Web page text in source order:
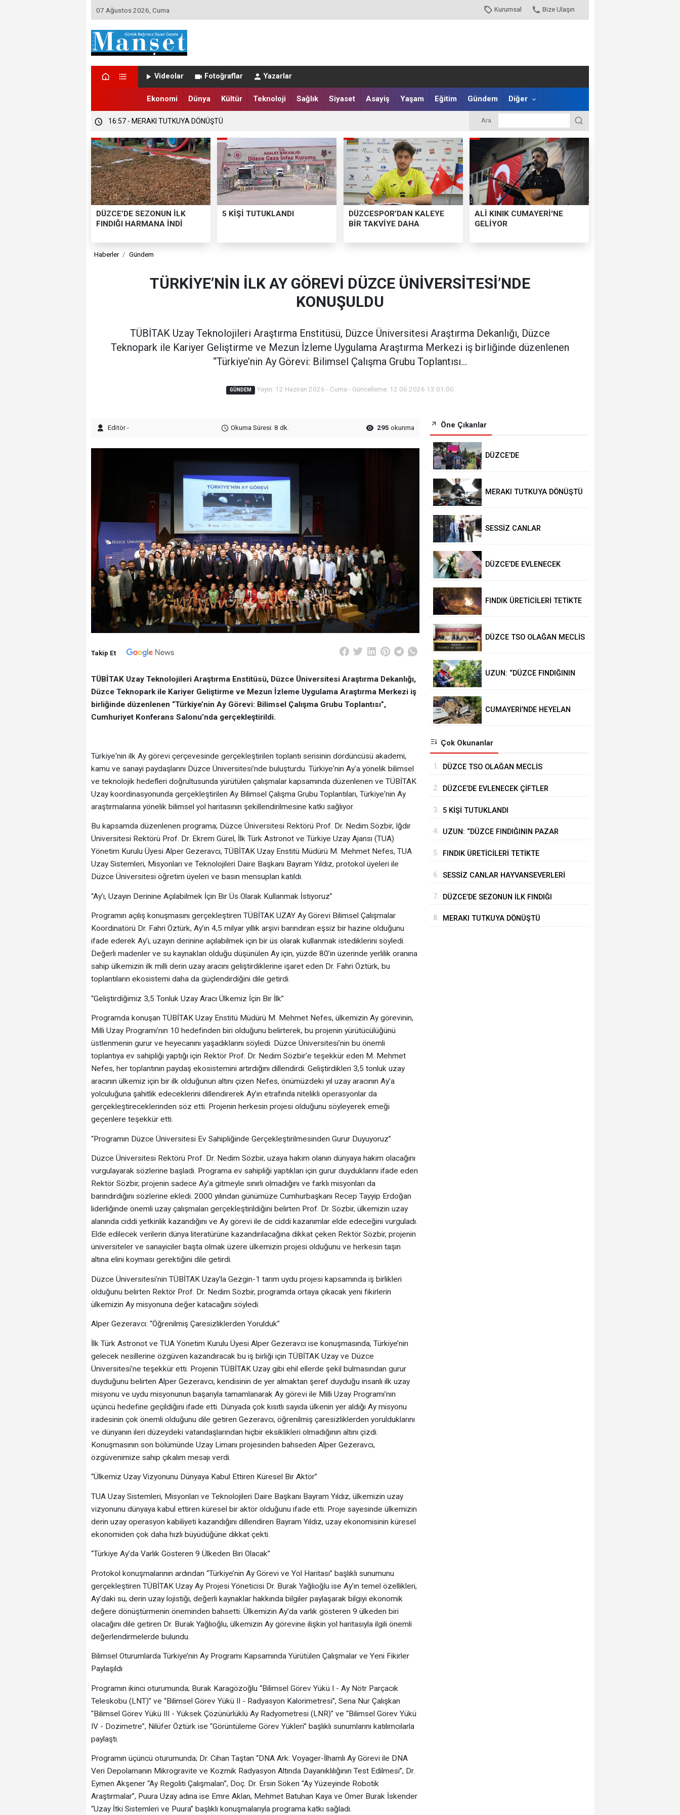
07 Ağustos 2026, Cuma Kurumsal Bize Ulaşın
Videolar Fotoğraflar Yazarlar
Ekonomi Dünya Kültür Teknoloji Sağlık Siyaset Asayiş Yaşam Eğitim Gündem Diğer
16:58 - DÜZCE’DE TRABZONSPORLULAR SALAH HEYECANI YAŞADI
16:57 - DÜZCE’DE SEZONUN İLK FINDIĞI HARMANA İNDİ
16:57 - MERAKI TUTKUYA DÖNÜŞTÜ
Ara
DÜZCE’DE SEZONUN İLK
FINDIĞI HARMANA İNDİ
5 KİŞİ TUTUKLANDI
DÜZCESPOR’DAN KALEYE
BİR TAKVİYE DAHA
ALİ KINIK CUMAYERİ'NE
GELİYOR
Haberler Gündem
TÜRKİYE’NİN İLK AY GÖREVİ DÜZCE ÜNİVERSİTESİ’NDE
KONUŞULDU
TÜBİTAK Uzay Teknolojileri Araştırma Enstitüsü, Düzce Üniversitesi Araştırma Dekanlığı, Düzce
Teknopark ile Kariyer Geliştirme ve Mezun İzleme Uygulama Araştırma Merkezi iş birliğinde düzenlenen
“Türkiye’nin Ay Görevi: Bilimsel Çalışma Grubu Toplantısı...
GÜNDEM Yayın: 12 Haziran 2026 - Cuma - Güncelleme: 12.06.2026 13:01:00
Editör - Okuma Süresi: 8 dk. 295 okunma
Takip Et
TÜBİTAK Uzay Teknolojileri Araştırma Enstitüsü, Düzce Üniversitesi Araştırma Dekanlığı,
Düzce Teknopark ile Kariyer Geliştirme ve Mezun İzleme Uygulama Araştırma Merkezi iş
birliğinde düzenlenen “Türkiye’nin Ay Görevi: Bilimsel Çalışma Grubu Toplantısı”,
Cumhuriyet Konferans Salonu’nda gerçekleştirildi.
Türkiye'nin ilk Ay görevi çerçevesinde gerçekleştirilen toplantı serisinin dördüncüsü akademi,
kamu ve sanayi paydaşlarını Düzce Üniversitesi’nde buluşturdu. Türkiye'nin Ay'a yönelik bilimsel
ve teknolojik hedefleri doğrultusunda yürütülen çalışmalar kapsamında düzenlenen ve TÜBİTAK
Uzay koordinasyonunda gerçekleştirilen Ay Bilimsel Çalışma Grubu Toplantıları, Türkiye'nin Ay
araştırmalarına yönelik bilimsel yol haritasının şekillendirilmesine katkı sağlıyor.
Bu kapsamda düzenlenen programa; Düzce Üniversitesi Rektörü Prof. Dr. Nedim Sözbir, Iğdır
Üniversitesi Rektörü Prof. Dr. Ekrem Gürel, İlk Türk Astronot ve Türkiye Uzay Ajansı (TUA)
Yönetim Kurulu Üyesi Alper Gezeravcı, TÜBİTAK Uzay Enstitü Müdürü M. Mehmet Nefes, TUA
Uzay Sistemleri, Misyonları ve Teknolojileri Daire Başkanı Bayram Yıldız, protokol üyeleri ile
Düzce Üniversitesi öğretim üyeleri ve basın mensupları katıldı.
“Ay’ı, Uzayın Derinine Açılabilmek İçin Bir Üs Olarak Kullanmak İstiyoruz”
Programın açılış konuşmasını gerçekleştiren TÜBİTAK UZAY Ay Görevi Bilimsel Çalışmalar
Koordinatörü Dr. Fahri Öztürk, Ay’ın 4,5 milyar yıllık arşivi barındıran eşsiz bir hazine olduğunu
ifade ederek Ay’ı, uzayın derinine açılabilmek için bir üs olarak kullanmak istediklerini söyledi.
Değerli madenler ve su kaynakları olduğu düşünülen Ay için, yüzde 80’in üzerinde yerlilik oranına
sahip ülkemizin ilk milli derin uzay aracını geliştirdiklerine işaret eden Dr. Fahri Öztürk, bu
toplantıların ekosistemi daha da güçlendirdiğini dile getirdi.
“Geliştirdiğimiz 3,5 Tonluk Uzay Aracı Ülkemiz İçin Bir İlk”
Programda konuşan TÜBİTAK Uzay Enstitü Müdürü M. Mehmet Nefes, ülkemizin Ay görevinin,
Milli Uzay Programı’nın 10 hedefinden biri olduğunu belirterek, bu projenin yürütücülüğünü
üstlenmenin gurur ve heyecanını yaşadıklarını söyledi. Düzce Üniversitesi’nin bu önemli
toplantıya ev sahipliği yaptığı için Rektör Prof. Dr. Nedim Sözbir’e teşekkür eden M. Mehmet
Nefes, her toplantının paydaş ekosistemini artırdığını dillendirdi. Geliştirdikleri 3,5 tonluk uzay
aracının ülkemiz için bir ilk olduğunun altını çizen Nefes, önümüzdeki yıl uzay aracının Ay’a
yolculuğuna şahitlik edeceklerini dillendirerek Ay’ın etrafında nitelikli operasyonlar da
gerçekleştireceklerinden söz etti. Projenin herkesin projesi olduğunu söyleyerek emeği
geçenlere teşekkür etti.
“Programın Düzce Üniversitesi Ev Sahipliğinde Gerçekleştirilmesinden Gurur Duyuyoruz”
Düzce Üniversitesi Rektörü Prof. Dr. Nedim Sözbir, uzaya hakim olanın dünyaya hakim olacağını
vurgulayarak sözlerine başladı. Programa ev sahipliği yaptıkları için gurur duyduklarını ifade eden
Rektör Sözbir, projenin sadece Ay’a gitmeyle sınırlı olmadığını ve farklı misyonları da
barındırdığını sözlerine ekledi. 2000 yılından günümüze Cumhurbaşkanı Recep Tayyip Erdoğan
liderliğinde önemli uzay çalışmaları gerçekleştirildiğini belirten Prof. Dr. Sözbir, ülkemizin uzay
alanında ciddi yetkinlik kazandığını ve Ay görevi ile de ciddi kazanımlar elde edeceğini vurguladı.
Elde edilecek verilerin dünya literatürüne kazandırılacağına dikkat çeken Rektör Sözbir, projenin
üniversiteler ve sanayiciler başta olmak üzere ülkemizin projesi olduğunu ve herkesin taşın
altına elini koyması gerektiğini dile getirdi.
Düzce Üniversitesi’nin TÜBİTAK Uzay’la Gezgin-1 tarım uydu projesi kapsamında iş birlikleri
olduğunu belirten Rektör Prof. Dr. Nedim Sözbir, programda ortaya çıkacak yeni fikirlerin
ülkemizin Ay misyonuna değer katacağını söyledi.
Alper Gezeravcı: “Öğrenilmiş Çaresizliklerden Yorulduk”
İlk Türk Astronot ve TUA Yönetim Kurulu Üyesi Alper Gezeravcı ise konuşmasında, Türkiye’nin
gelecek nesillerine özgüven kazandıracak bu iş birliği için TÜBİTAK Uzay ve Düzce
Üniversitesi’ne teşekkür etti. Projenin TÜBİTAK Uzay gibi ehil ellerde şekil bulmasından gurur
duyduğunu belirten Alper Gezeravcı, kendisinin de yer almaktan şeref duyduğu insanlı ilk uzay
misyonu ve uydu misyonunun başarıyla tamamlanarak Ay görevi ile Milli Uzay Programı’nın
üçüncü hedefine geçildiğini ifade etti. Dünyada çok kısıtlı sayıda ülkenin yer aldığı Ay misyonu
iradesinin çok önemli olduğunu dile getiren Gezeravcı, öğrenilmiş çaresizliklerden yorulduklarını
ve dünyanın ileri düzeydeki vatandaşlarından hiçbir eksiklikleri olmadığının altını çizdi.
Konuşmasının son bölümünde Uzay Limanı projesinden bahseden Alper Gezeravcı,
özgüvenimize sahip çıkalım mesajı verdi.
“Ülkemiz Uzay Vizyonunu Dünyaya Kabul Ettiren Küresel Bir Aktör”
TUA Uzay Sistemleri, Misyonları ve Teknolojileri Daire Başkanı Bayram Yıldız, ülkemizin uzay
vizyonunu dünyaya kabul ettiren küresel bir aktör olduğunu ifade etti. Proje sayesinde ülkemizin
derin uzay operasyon kabiliyeti kazandığını dillendiren Bayram Yıldız, uzay ekonomisinin küresel
ekonomiden çok daha hızlı büyüdüğüne dikkat çekti.
“Türkiye Ay’da Varlık Gösteren 9 Ülkeden Biri Olacak”
Protokol konuşmalarının ardından “Türkiye’nin Ay Görevi ve Yol Haritası” başlıklı sunumunu
gerçekleştiren TÜBİTAK Uzay Ay Projesi Yöneticisi Dr. Burak Yağlıoğlu ise Ay’ın temel özellikleri,
Ay’daki su, derin uzay lojistiği, değerli kaynaklar hakkında bilgiler paylaşarak bilgiyi ekonomik
değere dönüştürmenin öneminden bahsetti. Ülkemizin Ay’da varlık gösteren 9 ülkeden biri
olacağını dile getiren Dr. Burak Yağlıoğlu, ülkemizin Ay görevine ilişkin yol haritasıyla ilgili önemli
değerlendirmelerde bulundu.
Bilimsel Oturumlarda Türkiye’nin Ay Programı Kapsamında Yürütülen Çalışmalar ve Yeni Fikirler
Paylaşıldı
Programın ikinci oturumunda; Burak Karagözoğlu “Bilimsel Görev Yükü I - Ay Nötr Parçacık
Teleskobu (LNT)” ve “Bilimsel Görev Yükü II - Radyasyon Kalorimetresi”, Sena Nur Çalışkan
“Bilimsel Görev Yükü III - Yüksek Çözünürlüklü Ay Radyometresi (LNR)” ve “Bilimsel Görev Yükü
IV - Dozimetre”, Nilüfer Öztürk ise “Görüntüleme Görev Yükleri” başlıklı sunumlarını katılımcılarla
paylaştı.
Programın üçüncü oturumunda; Dr. Cihan Taştan “DNA Ark: Voyager-İlhamlı Ay Görevi ile DNA
Veri Depolamanın Mikrogravite ve Kozmik Radyasyon Altında Dayanıklılığının Test Edilmesi”, Dr.
Eymen Akşener “Ay Regoliti Çalışmaları”, Doç. Dr. Ersin Söken “Ay Yüzeyinde Robotik
Araştırmalar”, Puura Uzay adına ise Emre Aklan, Mehmet Batuhan Kaya ve Ömer Burak İskender
“Uzay İtki Sistemleri ve Puura” başlıklı konuşmalarıyla programa katkı sağladı.
Öne Çıkanlar
DÜZCE’DE
SALAH HEYECANI YAŞADI
MERAKI TUTKUYA DÖNÜŞTÜ
SESSİZ CANLAR
DÜZCE’DE EVLENECEK
FINDIK ÜRETİCİLERİ TETİKTE
DÜZCE TSO OLAĞAN MECLİS
GERÇEKLEŞTİRİLDİ
UZUN: “DÜZCE FINDIĞININ
CUMAYERİ’NDE HEYELAN
Çok Okunanlar
1. DÜZCE TSO OLAĞAN MECLİS
2. DÜZCE’DE EVLENECEK ÇİFTLER
3. 5 KİŞİ TUTUKLANDI
4. UZUN: “DÜZCE FINDIĞININ PAZAR
5. FINDIK ÜRETİCİLERİ TETİKTE
6. SESSİZ CANLAR HAYVANSEVERLERİ
7. DÜZCE’DE SEZONUN İLK FINDIĞI
8. MERAKI TUTKUYA DÖNÜŞTÜ